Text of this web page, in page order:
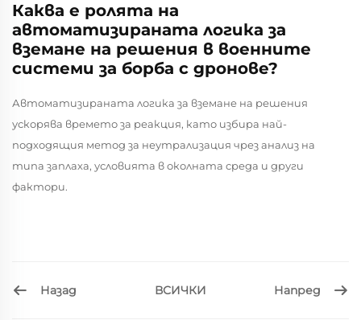
Каква е ролята на
автоматизираната логика за
вземане на решения в военните
системи за борба с дронове?
Автоматизираната логика за вземане на решения
ускорява времето за реакция, като избира най-
подходящия метод за неутрализация чрез анализ на
типа заплаха, условията в околната среда и други
фактори.
Назад ВСИЧКИ Напред